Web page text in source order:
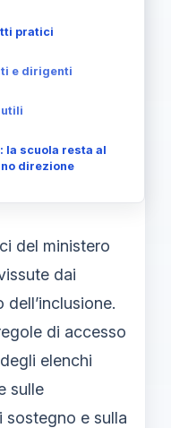
pratici
e dirigenti
la scuola resta al
direzione
del ministero
dai
di accesso
elenchi
sulle
e sulla